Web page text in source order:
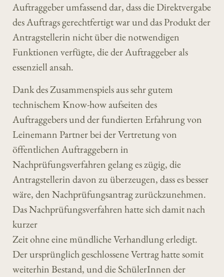
Auftraggeber umfassend dar, dass die Direktvergabe
des Auftrags gerechtfertigt war und das Produkt der
Antragstellerin nicht über die notwendigen
Funktionen verfügte, die der Auftraggeber als
essenziell ansah.
Dank des Zusammenspiels aus sehr gutem
technischem Know-how aufseiten des
Auftraggebers und der fundierten Erfahrung von
Leinemann Partner bei der Vertretung von
öffentlichen Auftraggebern in
Nachprüfungsverfahren gelang es zügig, die
Antragstellerin davon zu überzeugen, dass es besser
wäre, den Nachprüfungsantrag zurückzunehmen.
Das Nachprüfungsverfahren hatte sich damit nach
kurzer
Zeit ohne eine mündliche Verhandlung erledigt.
Der ursprünglich geschlossene Vertrag hatte somit
weiterhin Bestand, und die SchülerInnen der